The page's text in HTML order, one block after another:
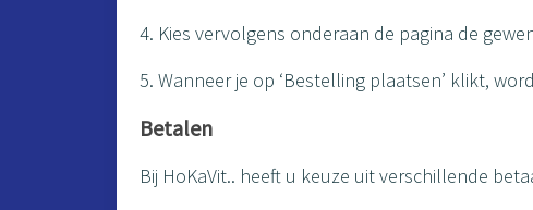
4. Kies vervolgens onderaan de pagina de
5. Wanneer je op ‘Bestelling plaatsen’ klikt,
Betalen
Bij HoKaVit.. heeft u keuze uit verschillende